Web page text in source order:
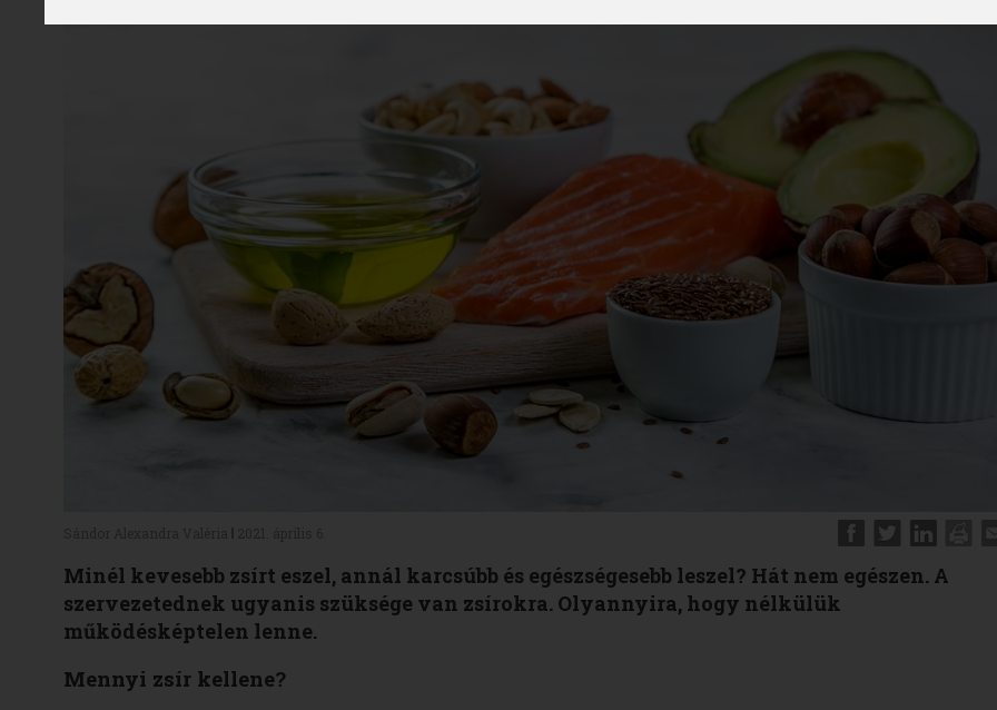
Minél kevesebb zsírt eszel, annál karcsúbb és egészségesebb leszel? Hát nem egészen. A
szervezetednek ugyanis szüksége van zsírokra. Olyannyira, hogy nélkülük
működésképtelen lenne.
Mennyi zsír kellene?